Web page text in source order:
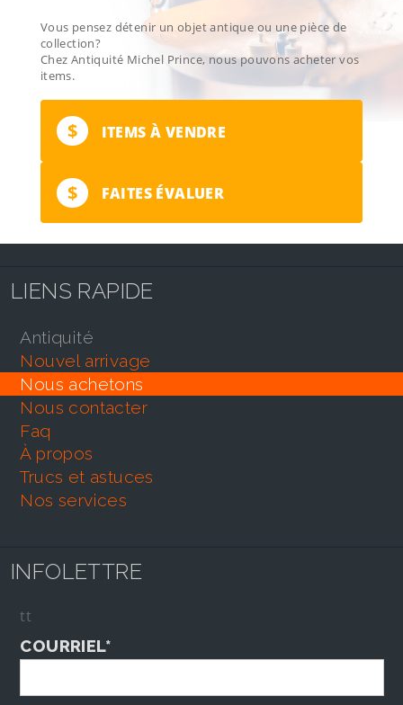
Vous pensez détenir un objet antique ou une pièce de
collection?
Chez Antiquité Michel Prince, nous pouvons acheter vos
items.
$ ITEMS À VENDRE
$ FAITES ÉVALUER
LIENS RAPIDE
antiquité
nouvel arrivage
nous achetons
nous contacter
faq
À propos
trucs et astuces
nos services
INFOLETTRE
tt
COURRIEL*